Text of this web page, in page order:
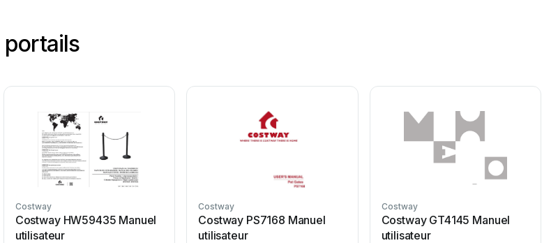
portails
Costway
Costway HW59435 Manuel
utilisateur
Costway
Costway PS7168 Manuel
utilisateur
Costway
Costway GT4145 Manuel
utilisateur